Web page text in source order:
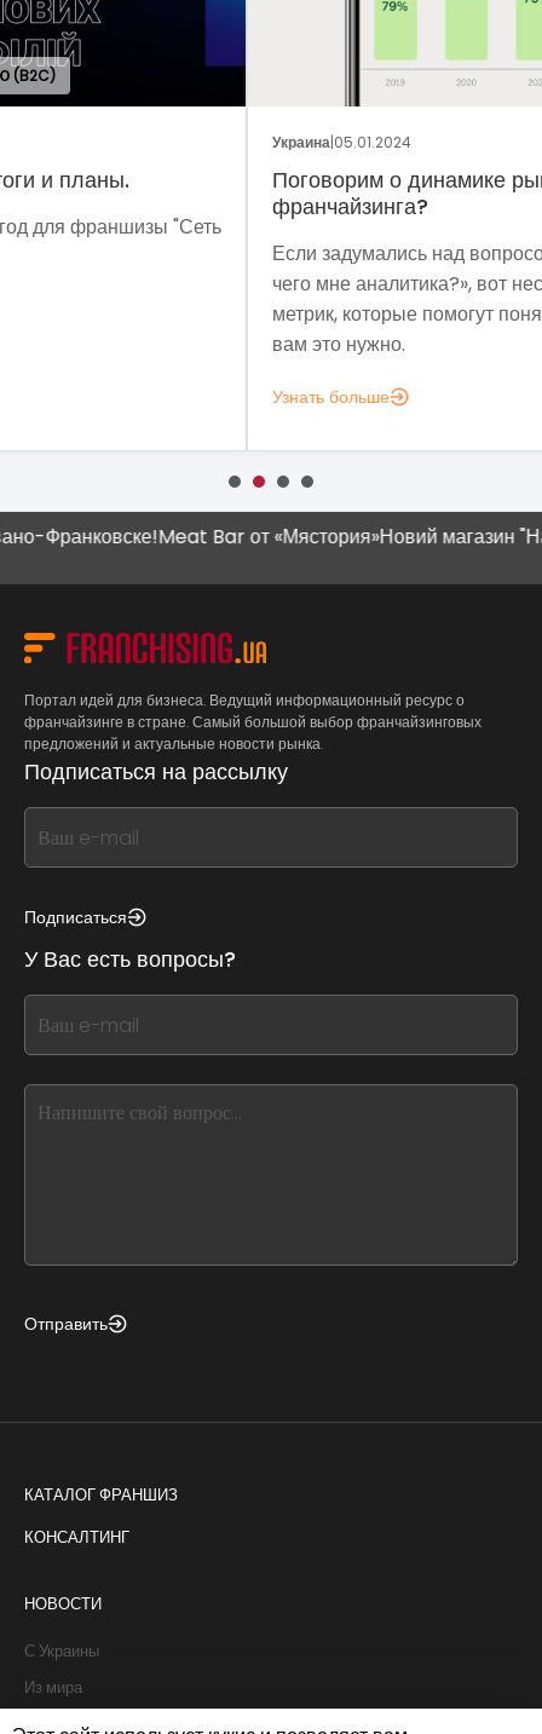
Поговорим о динамике рынка
Если задумались над вопросом «А для
чего мне аналитика?», вот несколько
метрик, которые помогут понять, зачем
мы
Meat Bar от «Мястория»Новий магазин "Наш
Портал идей для бизнеса. Ведущий информационный ресурс о
франчайзинге в стране. Самый большой выбор франчайзинговых
предложений и актуальные новости рынка.
Подписаться на рассылку
If
you
this,
this
form
field
blank
Подписаться
У Вас есть вопросы?
If
you
this,
Отправить
КАТАЛОГ ФРАНШИЗ
КОНСАЛТИНГ
НОВОСТИ
С Украины
Из мира
Интервью